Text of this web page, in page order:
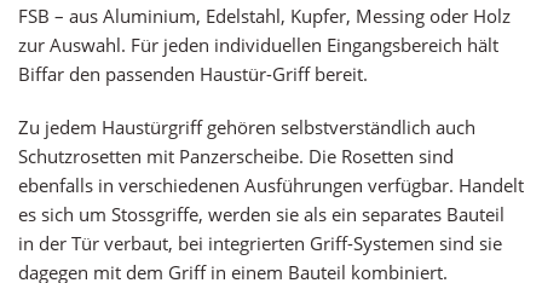
FSB – aus Aluminium, Edelstahl, Kupfer, Messing oder Holz
zur Auswahl. Für jeden individuellen Eingangsbereich hält
Biffar den passenden Haustür-Griff bereit.
Zu jedem Haustürgriff gehören selbstverständlich auch
Schutzrosetten mit Panzerscheibe. Die Rosetten sind
ebenfalls in verschiedenen Ausführungen verfügbar. Handelt
es sich um Stossgriffe, werden sie als ein separates Bauteil
in der Tür verbaut, bei integrierten Griff-Systemen sind sie
dagegen mit dem Griff in einem Bauteil kombiniert.